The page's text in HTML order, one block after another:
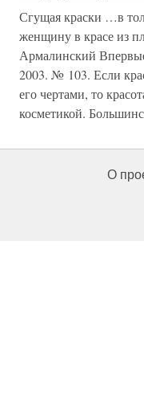
Сгущая краски …в
женщину в красе из
Армалинский
2003. № 103. Если
его чертами, то
косметикой.
О